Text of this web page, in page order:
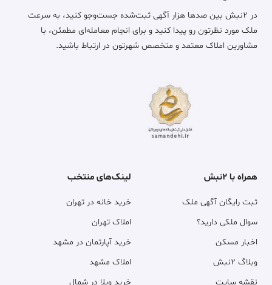
در ۲نبش بین صدها هزار آگهی ثبت‌شده جست‌وجو کنید، به سرعت
ملک مورد نظرتون رو پیدا کنید و برای انجام معامله‌ای مطمئن، با
مشاورین املاک معتمد و متخصص شهرتون در ارتباط باشید.
همراه با ۲نبش
ثبت رایگان آگهی ملک
سوال ملکی دارید؟
اخبار مسکن
وبلاگ ۲نبش
نقشه سایت
لینک‌های منتخب
خرید خانه در تهران
املاک تهران
خرید آپارتمان در مشهد
املاک مشهد
خرید ویلا در شمال